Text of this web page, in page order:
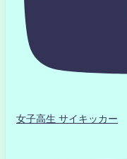
女子高生 サイキッカー